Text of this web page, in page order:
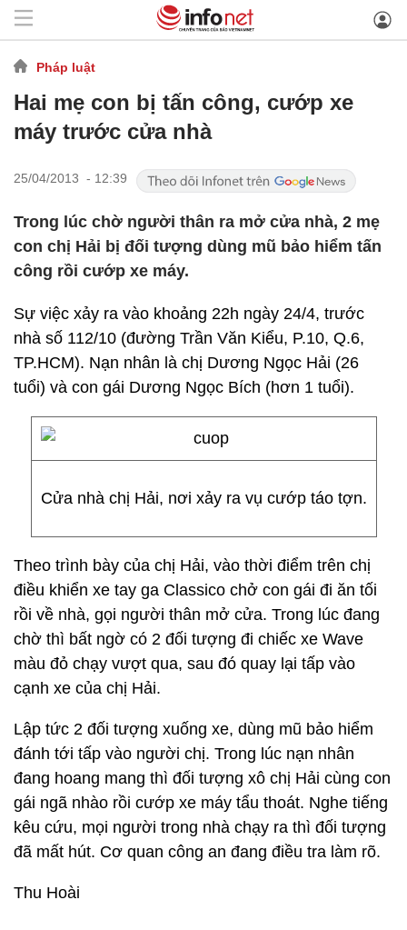
Pháp luật
Hai mẹ con bị tấn công, cướp xe
máy trước cửa nhà
25/04/2013 - 12:39
Trong lúc chờ người thân ra mở cửa nhà, 2 mẹ
con chị Hải bị đối tượng dùng mũ bảo hiểm tấn
công rồi cướp xe máy.
Sự việc xảy ra vào khoảng 22h ngày 24/4, trước
nhà số 112/10 (đường Trần Văn Kiểu, P.10, Q.6,
TP.HCM). Nạn nhân là chị Dương Ngọc Hải (26
tuổi) và con gái Dương Ngọc Bích (hơn 1 tuổi).
Cửa nhà chị Hải, nơi xảy ra vụ cướp táo tợn.
Theo trình bày của chị Hải, vào thời điểm trên chị
điều khiển xe tay ga Classico chở con gái đi ăn tối
rồi về nhà, gọi người thân mở cửa. Trong lúc đang
chờ thì bất ngờ có 2 đối tượng đi chiếc xe Wave
màu đỏ chạy vượt qua, sau đó quay lại tấp vào
cạnh xe của chị Hải.
Lập tức 2 đối tượng xuống xe, dùng mũ bảo hiểm
đánh tới tấp vào người chị. Trong lúc nạn nhân
đang hoang mang thì đối tượng xô chị Hải cùng con
gái ngã nhào rồi cướp xe máy tẩu thoát. Nghe tiếng
kêu cứu, mọi người trong nhà chạy ra thì đối tượng
đã mất hút. Cơ quan công an đang điều tra làm rõ.
Thu Hoài